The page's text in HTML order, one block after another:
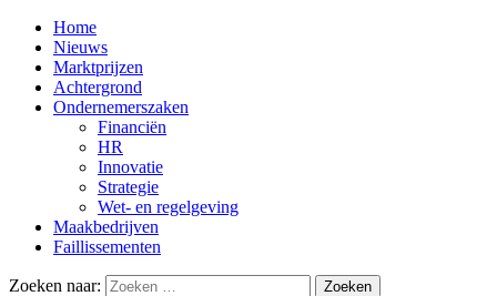
Home
Nieuws
Marktprijzen
Achtergrond
Ondernemerszaken
Financiën
HR
Innovatie
Strategie
Wet- en regelgeving
Maakbedrijven
Faillissementen
Zoeken naar: